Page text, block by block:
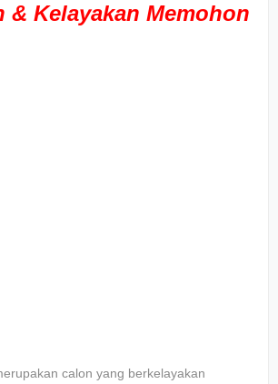
& Kelayakan Memohon
calon yang berkelayakan